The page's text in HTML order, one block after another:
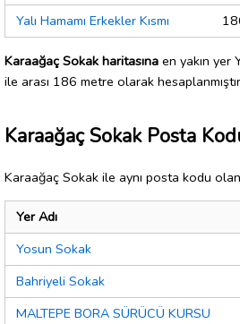
Yalı Hamamı Erkekler Kısmı
Karaağaç Sokak haritasına en yakın yer
ile arası 186 metre olarak
Karaağaç Sokak Posta
Karaağaç Sokak ile aynı posta kodu
Yer Adı
Yosun Sokak
Bahriyeli Sokak
MALTEPE BORA SÜRÜCÜ KURSU